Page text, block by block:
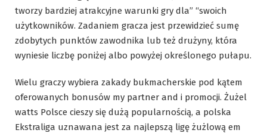
tworzy bardziej atrakcyjne warunki gry dla” “swoich
użytkowników. Zadaniem gracza jest przewidzieć sumę
zdobytych punktów zawodnika lub też drużyny, która
wyniesie liczbę poniżej albo powyżej określonego pułapu.
Wielu graczy wybiera zakady bukmacherskie pod kątem
oferowanych bonusów my partner and i promocji. Żużel
watts Polsce cieszy się dużą popularnością, a polska
Ekstraliga uznawana jest za najlepszą ligę żużlową em